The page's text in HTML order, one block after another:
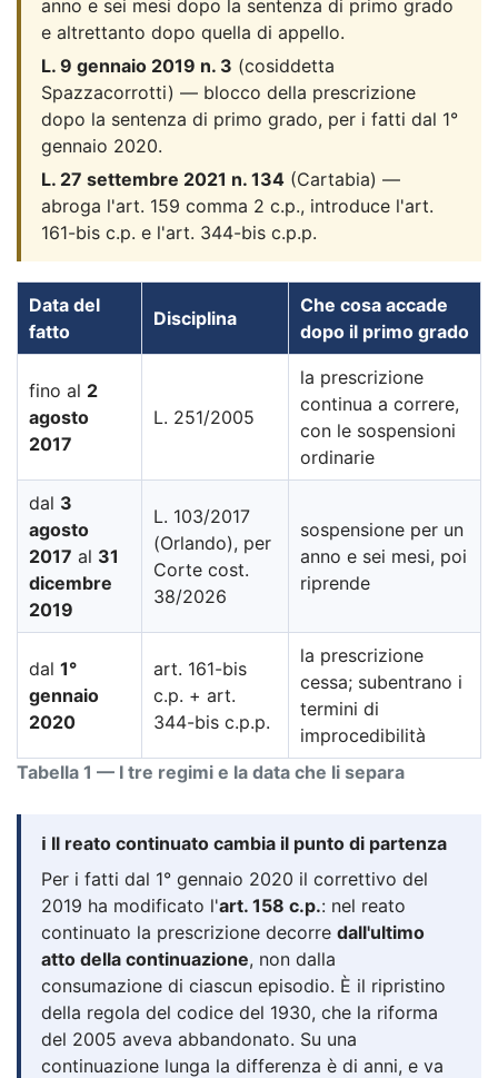
anno e sei mesi dopo la sentenza di primo grado
e altrettanto dopo quella di appello.
L. 9 gennaio 2019 n. 3 (cosiddetta
Spazzacorrotti) — blocco della prescrizione
dopo la sentenza di primo grado, per i fatti dal 1°
gennaio 2020.
L. 27 settembre 2021 n. 134 (Cartabia) —
abroga l'art. 159 comma 2 c.p., introduce l'art.
161-bis c.p. e l'art. 344-bis c.p.p.
Tabella 1 — I tre regimi e la data che li separa
Data del
fatto
Disciplina
Che cosa accade
dopo il primo grado
fino al 2
agosto
2017
L. 251/2005
la prescrizione
continua a correre,
con le sospensioni
ordinarie
dal 3
agosto
2017 al 31
dicembre
2019
L. 103/2017
(Orlando), per
Corte cost.
38/2026
sospensione per un
anno e sei mesi, poi
riprende
dal 1°
gennaio
2020
art. 161-bis
c.p. + art.
344-bis c.p.p.
la prescrizione
cessa; subentrano i
termini di
improcedibilità
ℹ️ Il reato continuato cambia il punto di partenza
Per i fatti dal 1° gennaio 2020 il correttivo del
2019 ha modificato l'art. 158 c.p.: nel reato
continuato la prescrizione decorre dall'ultimo
atto della continuazione, non dalla
consumazione di ciascun episodio. È il ripristino
della regola del codice del 1930, che la riforma
del 2005 aveva abbandonato. Su una
continuazione lunga la differenza è di anni, e va